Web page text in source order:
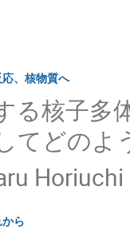
、核物質へ
る核子多
てどの
Horiuchi
ら